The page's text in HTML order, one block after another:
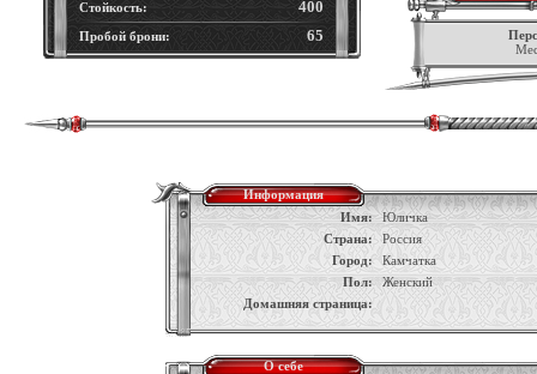
Стойкость: 400
Пробой брони: 65
Информация
Имя:
Юличка
Страна:
Россия
Город:
Камчатка
Пол:
Женский
Домашняя страница:
О себе